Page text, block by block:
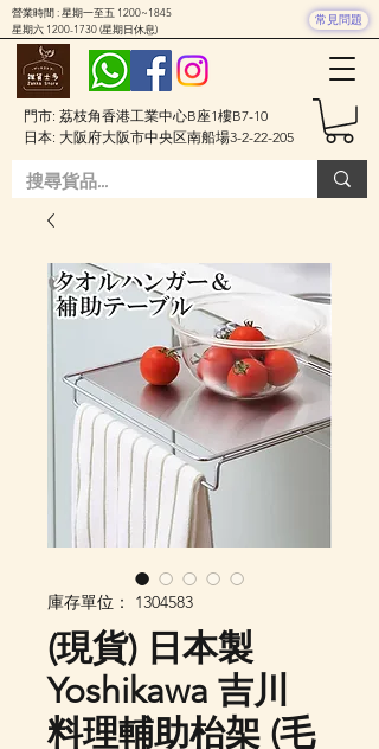
門市: 荔枝角香港工業中心B座1樓B7-10
日本: 大阪府大阪市中央区南船場3-2-22-205
營業時間 : 星期一至五 1200~1845
星期六 1200-1730(星期日休息)
常見問題
庫存單位： 1304583
(現貨) 日本製
Yoshikawa 吉川
料理輔助枱架 (毛